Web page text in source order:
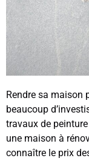
Rendre sa maison
beaucoup
travaux de
une maison à
connaître le prix